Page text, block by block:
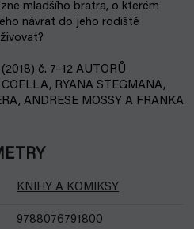
mladšího bratra, o kterém
návrat do jeho rodiště
č. 7–12 AUTORŮ
RYANA STEGMANA,
ANDRESE MOSSY A FRANKA
KNIHY A KOMIKSY
9788076791800